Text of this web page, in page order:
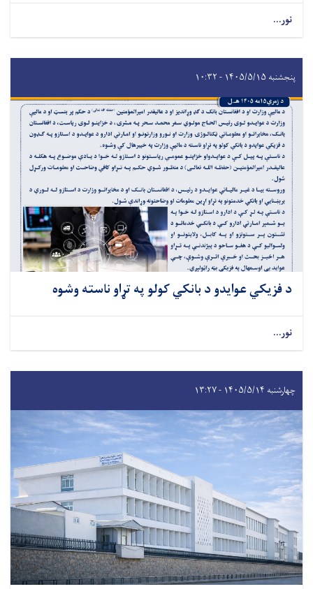
نور...
پنجشنبه ۱۴۰۵/۵/۱۵ - ۱۰:۳۲
د فزیکي عوایدو د بانکي کولو په تړاو ناسته وشوه
نور...
چهارشنبه ۱۴۰۵/۵/۱۴ - ۱۳:۲۷